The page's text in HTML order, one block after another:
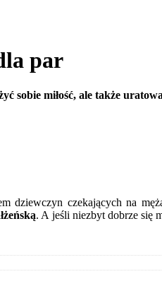
par
sobie miłość, ale także
dziewczyn czekających na
. A jeśli niezbyt dobrze się